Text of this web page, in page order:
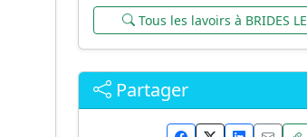
Tous les lavoirs à BRIDES
Partager